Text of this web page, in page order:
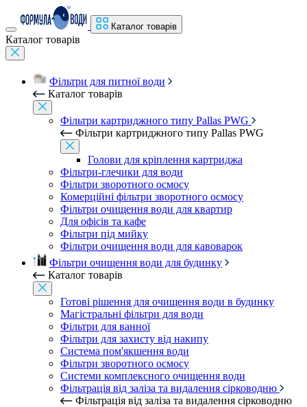
Каталог товарів
Каталог товарів
Фільтри для питної води
Каталог товарів
Фільтри картриджного типу Pallas PWG
Фільтри картриджного типу Pallas PWG
Голови для кріплення картриджа
Фільтри-глечики для води
Фільтри зворотного осмосу
Комерційні фільтри зворотного осмосу
Фільтри очищення води для квартир
Для офісів та кафе
Фільтри під мийку
Фільтри очищення води для кавоварок
Фільтри очищення води для будинку
Каталог товарів
Готові рішення для очищення води в будинку
Магістральні фільтри для води
Фільтри для ванної
Фільтри для захисту від накипу
Система пом'якшення води
Фільтри зворотного осмосу
Системи комплексного очищення води
Фільтрація від заліза та видалення сірководню
Фільтрація від заліза та видалення сірководню